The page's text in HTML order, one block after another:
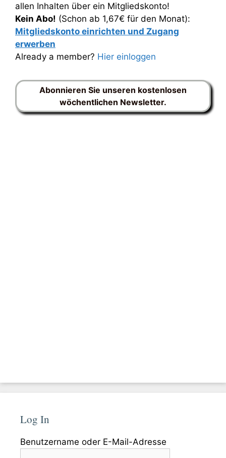
allen Inhalten über ein Mitgliedskonto!
Kein Abo! (Schon ab 1,67€ für den Monat):
Mitgliedskonto einrichten und Zugang
erwerben
Already a member? Hier einloggen
Abonnieren Sie unseren kostenlosen
wöchentlichen Newsletter.
Log In
Benutzername oder E-Mail-Adresse